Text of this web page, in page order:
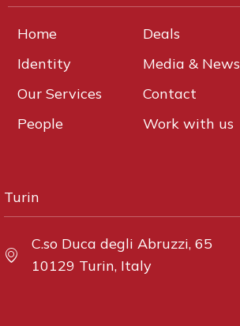
Home
Identity
Our Services
People
Deals
Media & News
Contact
Work with us
Turin
C.so Duca degli Abruzzi, 65
10129 Turin, Italy